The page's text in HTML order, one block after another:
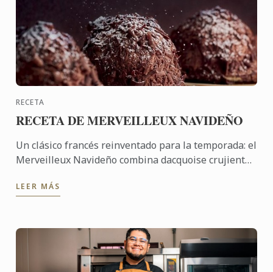
RECETA
RECETA DE MERVEILLEUX NAVIDEÑO
Un clásico francés reinventado para la temporada: el
Merveilleux Navideño combina dacquoise crujiente,
para ...
LEER MÁS